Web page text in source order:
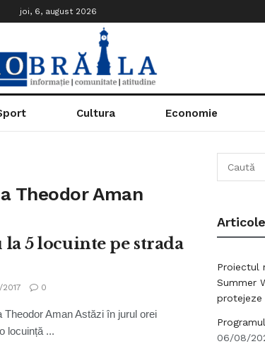
joi, 6, august 2026
Cultura Economie
Theodor Aman
5 locuinte pe strada
0
Theodor Aman Astăzi în jurul orei
locuință ...
Proiectul
Summer
protejeze
06/08/